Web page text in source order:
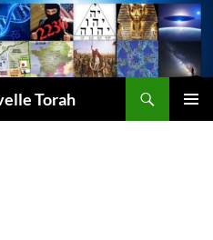
Torah